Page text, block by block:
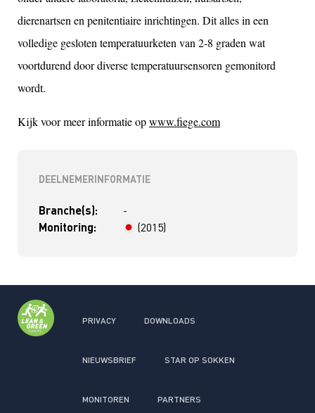
DEELNEMERINFORMATIE
Branche(s): -
Monitoring:
> 4 jaar
(2015)
dierenartsen en penitentiaire inrichtingen. Dit alles in een
volledige gesloten temperatuurketen van 2-8 graden wat
voortdurend door diverse temperatuursensoren gemonitord
wordt.
Kijk voor meer informatie opwww.fiege.com
PRIVACY DOWNLOADS
NIEUWSBRIEF STAR OP SOKKEN
MONITOREN PARTNERS